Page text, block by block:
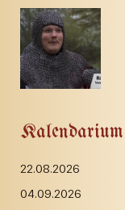
Kalendarium
22.08.2026
04.09.2026